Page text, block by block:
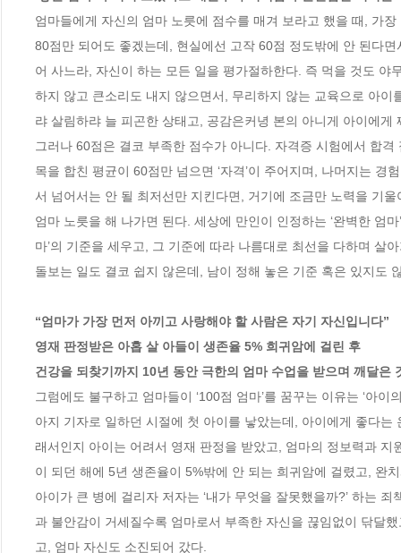
엄마들에게 자신의 엄마 노릇에 점수를 매겨 보라고 했을 때, 가
80점만 되어도 좋겠는데, 현실에선 고작 60점 정도밖에 안 된다
어 사느라, 자신이 하는 모든 일을 평가절하한다. 즉 먹을 것도
하지 않고 큰소리도 내지 않으면서, 무리하지 않는 교육으로 아이
랴 살림하랴 늘 피곤한 상태고, 공감은커녕 본의 아니게 아이에게
그러나 60점은 결코 부족한 점수가 아니다. 자격증 시험에서 합
목을 합친 평균이 60점만 넘으면 ‘자격’이 주어지며, 나머지는
서 넘어서는 안 될 최저선만 지킨다면, 거기에 조금만 노력을 기
엄마 노릇을 해 나가면 된다. 세상에 만인이 인정하는 ‘완벽한 엄
마’의 기준을 세우고, 그 기준에 따라 나름대로 최선을 다하며 살
돌보는 일도 결코 쉽지 않은데, 남이 정해 놓은 기준 혹은 있지도
“엄마가 가장 먼저 아끼고 사랑해야 할 사람은 자기 자신입니다”
영재 판정받은 아홉 살 아들이 생존율 5% 희귀암에 걸린 후
건강을 되찾기까지 10년 동안 극한의 엄마 수업을 받으며 깨달은
그럼에도 불구하고 엄마들이 ‘100점 엄마’를 꿈꾸는 이유는 ‘아
아지 기자로 일하던 시절에 첫 아이를 낳았는데, 아이에게 좋다
래서인지 아이는 어려서 영재 판정을 받았고, 엄마의 정보력과
이 되던 해에 5년 생존율이 5%밖에 안 되는 희귀암에 걸렸고, 완
아이가 큰 병에 걸리자 저자는 ‘내가 무엇을 잘못했을까?’ 하는
과 불안감이 거세질수록 엄마로서 부족한 자신을 끊임없이 닦달
고, 엄마 자신도 소진되어 갔다.